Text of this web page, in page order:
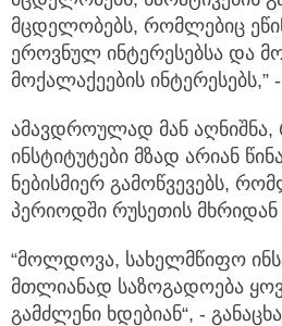
მცდელობებს, რომლებიც
ეროვნულ ინტერესებსა და
მოქალაქეების ინტერესებს,”
ამავდროულად მან აღნიშნა,
ინსტიტუტები მზად არიან
ნებისმიერ გამოწვევებს,
პერიოდში რუსეთის
“მოლდოვა, სახელმწიფო
მთლიანად საზოგადოება
გამძლენი ხდებიან“, -